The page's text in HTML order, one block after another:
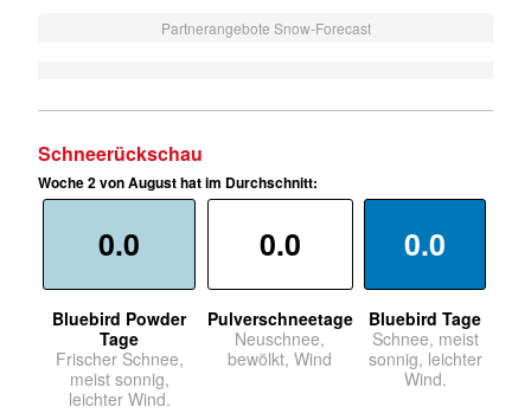
Partnerangebote Snow-Forecast
Schneerückschau
Woche 2 von August hat im Durchschnitt:
0.0
Bluebird Powder
Tage
Frischer Schnee,
meist sonnig,
leichter Wind.
0.0
Pulverschneetage
Neuschnee,
bewölkt, Wind
0.0
Bluebird Tage
Schnee, meist
sonnig, leichter
Wind.